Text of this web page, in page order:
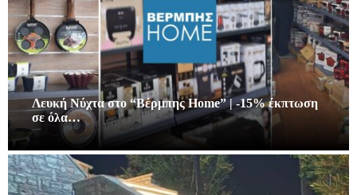
Λευκή Νύχτα στο “Βέρμπης Home” | -15% έκπτωση
σε όλα…